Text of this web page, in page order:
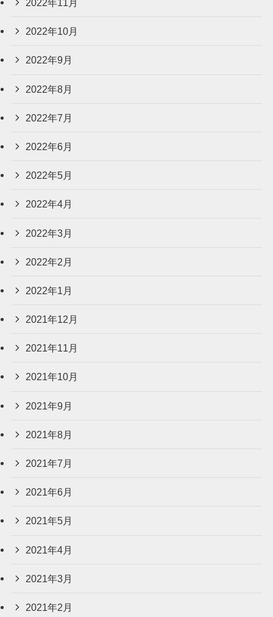
2022年11月
2022年10月
2022年9月
2022年8月
2022年7月
2022年6月
2022年5月
2022年4月
2022年3月
2022年2月
2022年1月
2021年12月
2021年11月
2021年10月
2021年9月
2021年8月
2021年7月
2021年6月
2021年5月
2021年4月
2021年3月
2021年2月